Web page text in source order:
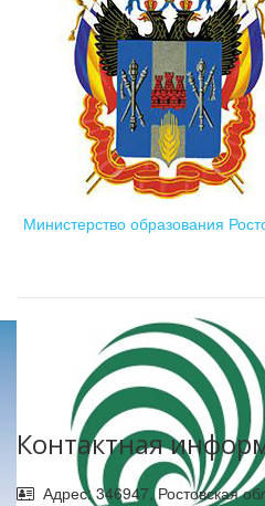
Министерство образования
Контактная
Адрес: 346947, Ростовская